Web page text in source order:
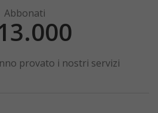
Abbonati
provato i nostri servizi